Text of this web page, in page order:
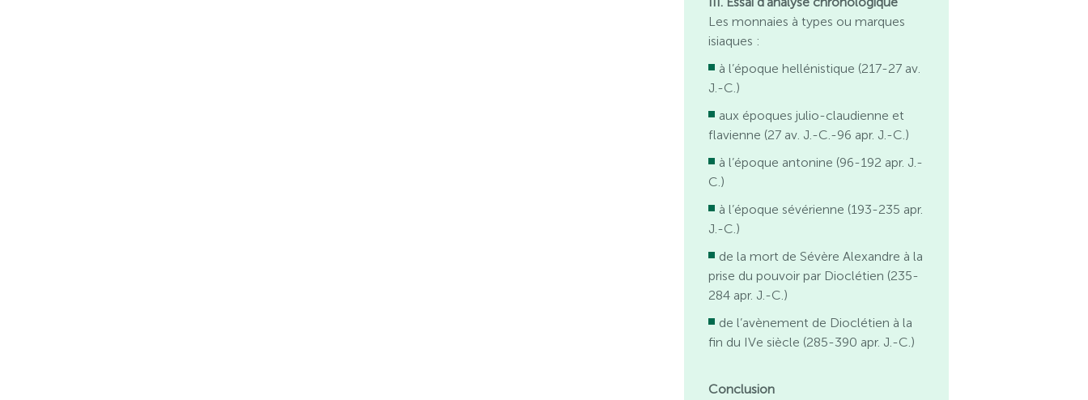
Les monnaies à types ou marques
isiaques :
à l’époque hellénistique (217-27 av.
J.-C.)
aux époques julio-claudienne et
flavienne (27 av. J.-C.-96 apr. J.-C.)
à l’époque antonine (96-192 apr. J.-
C.)
à l’époque sévérienne (193-235 apr.
J.-C.)
de la mort de Sévère Alexandre à la
prise du pouvoir par Dioclétien (235-
284 apr. J.-C.)
de l’avènement de Dioclétien à la
fin du IVe siècle (285-390 apr. J.-C.)
Conclusion